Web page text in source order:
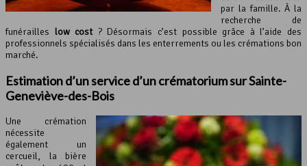
par la famille. À la
recherche de
funérailles low cost? Désormais c’est possible grâce à l’aide des
professionnels spécialisés dans les enterrements ou les crémations bon
marché.
Estimation d’un service d’un crématorium sur Sainte-
Geneviève-des-Bois
Une crémation
nécessite
également un
cercueil, la bière